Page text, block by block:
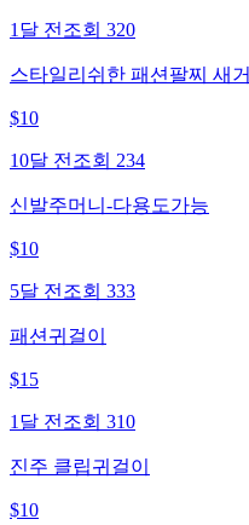
1달 전 조회 320
스타일리쉬한 패션팔찌 새거
$10
10달 전 조회 234
신발주머니-다용도가능
$10
5달 전 조회 333
패션귀걸이
$15
1달 전 조회 310
진주 클립귀걸이
$10